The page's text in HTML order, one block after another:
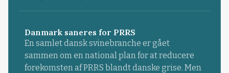
Danmark saneres for PRRS
En samlet dansk svinebranche er gået
sammen om en national plan for at reducere
forekomsten af PRRS blandt danske grise. Men